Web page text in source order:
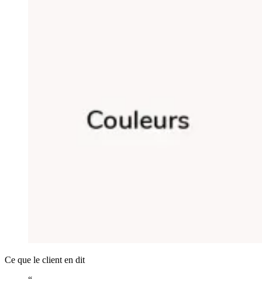
Ce que le client en dit
“